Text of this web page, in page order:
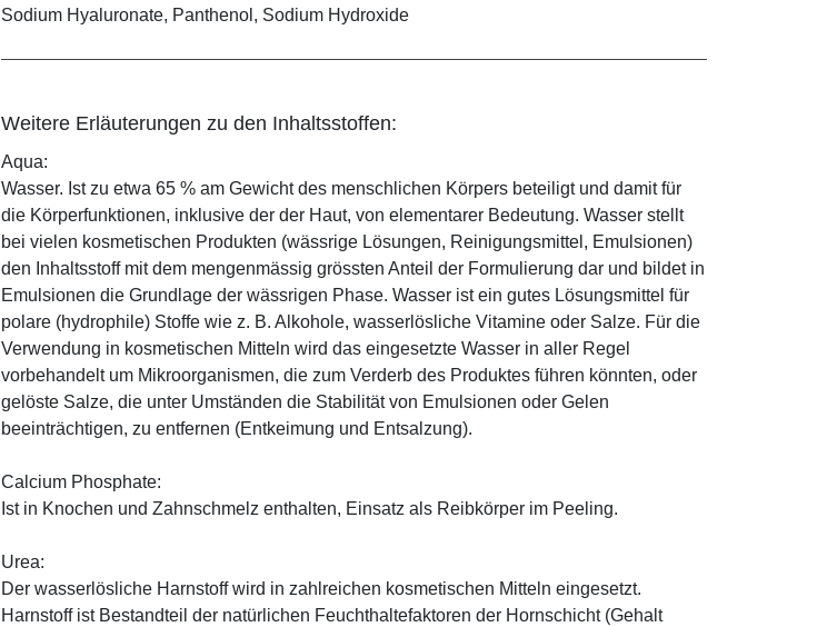
Sodium Hyaluronate, Panthenol, Sodium Hydroxide
Weitere Erläuterungen zu den Inhaltsstoffen:
Aqua:
Wasser. Ist zu etwa 65 % am Gewicht des menschlichen Körpers beteiligt und damit für
die Körperfunktionen, inklusive der der Haut, von elementarer Bedeutung. Wasser stellt
bei vielen kosmetischen Produkten (wässrige Lösungen, Reinigungsmittel, Emulsionen)
den Inhaltsstoff mit dem mengenmässig grössten Anteil der Formulierung dar und bildet in
Emulsionen die Grundlage der wässrigen Phase. Wasser ist ein gutes Lösungsmittel für
polare (hydrophile) Stoffe wie z. B. Alkohole, wasserlösliche Vitamine oder Salze. Für die
Verwendung in kosmetischen Mitteln wird das eingesetzte Wasser in aller Regel
vorbehandelt um Mikroorganismen, die zum Verderb des Produktes führen könnten, oder
gelöste Salze, die unter Umständen die Stabilität von Emulsionen oder Gelen
beeinträchtigen, zu entfernen (Entkeimung und Entsalzung).
Calcium Phosphate:
Ist in Knochen und Zahnschmelz enthalten, Einsatz als Reibkörper im Peeling.
Urea:
Der wasserlösliche Harnstoff wird in zahlreichen kosmetischen Mitteln eingesetzt.
Harnstoff ist Bestandteil der natürlichen Feuchthaltefaktoren der Hornschicht (Gehalt